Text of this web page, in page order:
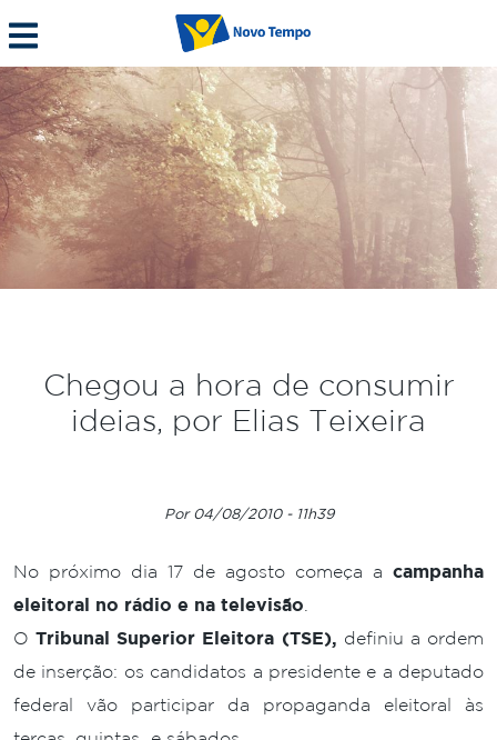
Chegou a hora de consumir
ideias, por Elias Teixeira
Por 04/08/2010 - 11h39
No próximo dia 17 de agosto começa a campanha
eleitoral no rádio e na televisão
OTribunal Superior Eleitora (TSE), definiu a ordem
de inserção: os candidatos a presidente e a deputado
federal vão participar da propaganda eleitoral às